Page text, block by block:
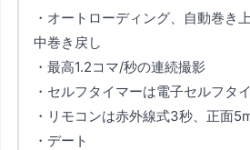
・オートローディング、自動巻き
中巻き戻し
・最高1.2コマ/秒の連続撮影
・セルフタイマーは電子セルフタ
・リモコンは赤外線式3秒、正面
・デート